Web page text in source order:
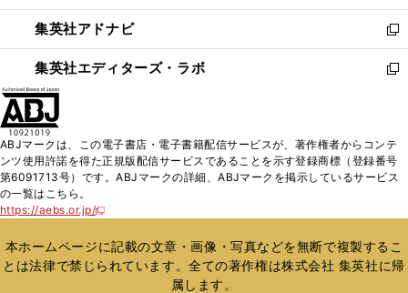
開
く
ウ
で
開
く
ン
ド
ウ
で
ウ
ィ
ン
ド
く
集英社アドナビ
新
し
い
ド
ウ
で
集英社エディターズ・ラボ
新
ィ
ン
ド
開
く
ABJマークは、この電子書店・電子書籍配信サービスが、著作権者からコンテ
ンツ使用許諾を得た正規版配信サービスであることを示す登録商標（登録番号
第6091713号）です。ABJマークの詳細、ABJマークを掲示しているサービス
の一覧はこちら。
https://aebs.or.jp/
新
い
ウ
ィ
本ホームページに記載の文章・画像・写真などを無断で複製するこ
とは法律で禁じられています。全ての著作権は株式会社 集英社に帰
属します。